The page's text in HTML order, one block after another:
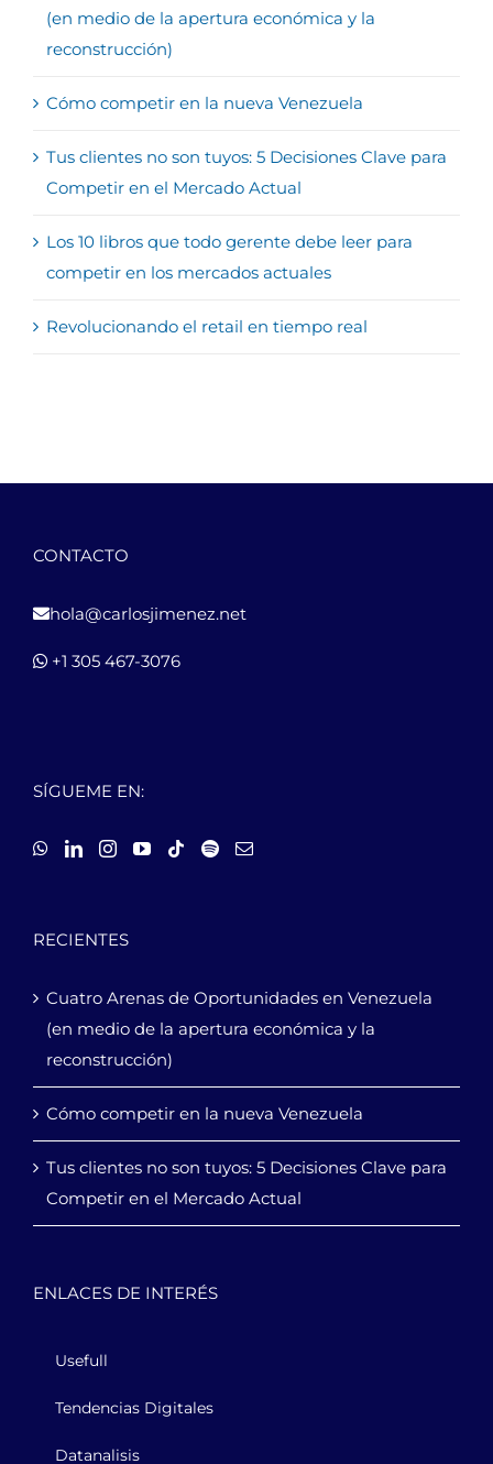
(en medio de la apertura económica y la
reconstrucción)
Cómo competir en la nueva Venezuela
Tus clientes no son tuyos: 5 Decisiones Clave para
Competir en el Mercado Actual
Los 10 libros que todo gerente debe leer para
competir en los mercados actuales
Revolucionando el retail en tiempo real
CONTACTO
hola@carlosjimenez.net
+1 305 467-3076
SÍGUEME EN:
RECIENTES
Cuatro Arenas de Oportunidades en Venezuela
(en medio de la apertura económica y la
reconstrucción)
Cómo competir en la nueva Venezuela
Tus clientes no son tuyos: 5 Decisiones Clave para
Competir en el Mercado Actual
ENLACES DE INTERÉS
Usefull
Tendencias Digitales
Datanalisis